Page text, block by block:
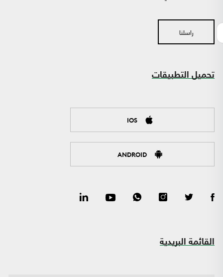
راسلنا
تحميل التطبيقات
IOS
ANDROID
القائمة البريدية